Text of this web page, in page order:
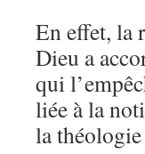
En effet, la
Dieu a
qui
liée à la
la